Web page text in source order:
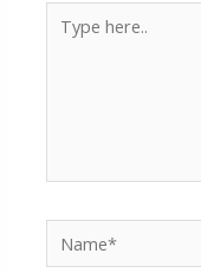
here..